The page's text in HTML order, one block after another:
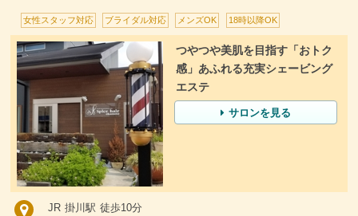
女性スタッフ対応 ブライダル対応 メンズOK 18時以降OK
つやつや美肌を目指す「おトク
感」あふれる充実シェービング
エステ
サロンを見る
JR 掛川駅 徒歩10分